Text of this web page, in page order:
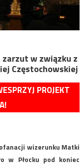
zarzut w związku z
Częstochowskiej
PROJEKT
wizerunku Matki
w Płocku pod koniec